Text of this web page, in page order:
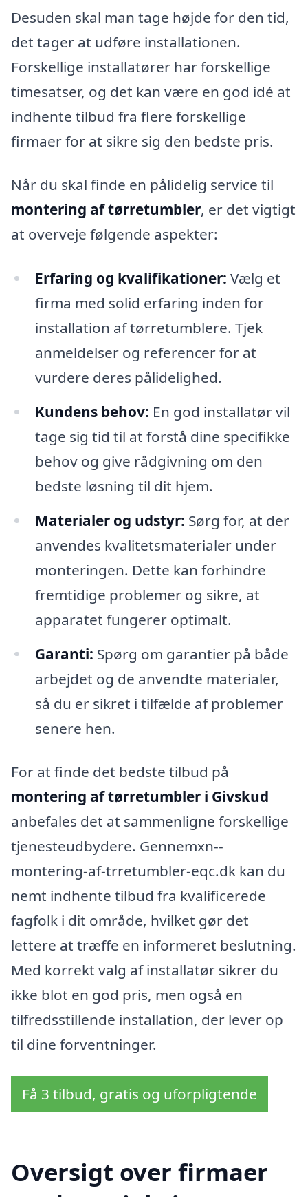
Desuden skal man tage højde for den tid,
det tager at udføre installationen.
Forskellige installatører har forskellige
timesatser, og det kan være en god idé at
indhente tilbud fra flere forskellige
firmaer for at sikre sig den bedste pris.
Når du skal finde en pålidelig service til
montering af tørretumbler, er det vigtigt
at overveje følgende aspekter:
Erfaring og kvalifikationer: Vælg et
firma med solid erfaring inden for
installation af tørretumblere. Tjek
anmeldelser og referencer for at
vurdere deres pålidelighed.
Kundens behov: En god installatør vil
tage sig tid til at forstå dine specifikke
behov og give rådgivning om den
bedste løsning til dit hjem.
Materialer og udstyr: Sørg for, at der
anvendes kvalitetsmaterialer under
monteringen. Dette kan forhindre
fremtidige problemer og sikre, at
apparatet fungerer optimalt.
Garanti: Spørg om garantier på både
arbejdet og de anvendte materialer,
så du er sikret i tilfælde af problemer
senere hen.
For at finde det bedste tilbud på
montering af tørretumbler i Givskud
anbefales det at sammenligne forskellige
tjenesteudbydere. Gennemxn--
montering-af-trretumbler-eqc.dk kan du
nemt indhente tilbud fra kvalificerede
fagfolk i dit område, hvilket gør det
lettere at træffe en informeret beslutning.
Med korrekt valg af installatør sikrer du
ikke blot en god pris, men også en
tilfredsstillende installation, der lever op
til dine forventninger.
Få 3 tilbud, gratis og uforpligtende
Oversigt over firmaer